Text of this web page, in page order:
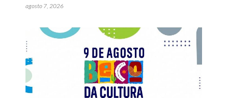
agosto 7, 2026